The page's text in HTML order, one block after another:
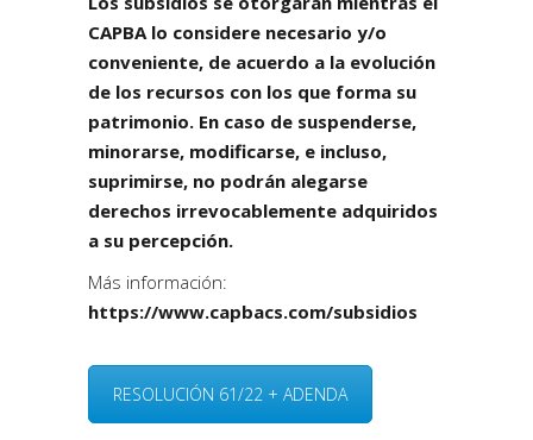
CAPBA lo considere necesario y/o
conveniente, de acuerdo a la evolución
de los recursos con los que forma su
patrimonio. En caso de suspenderse,
minorarse, modificarse, e incluso,
suprimirse, no podrán alegarse
derechos irrevocablemente adquiridos
a su percepción.
Más información:
https://www.capbacs.com/subsidios
RESOLUCIÓN 61/22 + ADENDA